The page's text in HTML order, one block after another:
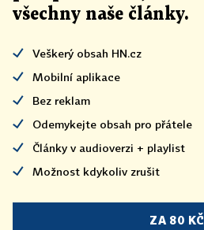
všechny naše články.
Veškerý obsah HN.cz
Mobilní aplikace
Bez reklam
Odemykejte obsah pro přátele
Články v audioverzi + playlist
Možnost kdykoliv zrušit
ZA 80 KČ